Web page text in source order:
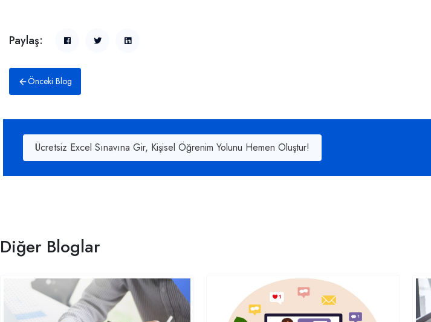
Paylaş:
Önceki Blog
Ücretsiz Excel Sınavına Gir, Kişisel Öğrenim Yolunu Hemen Oluştur!
Diğer Bloglar